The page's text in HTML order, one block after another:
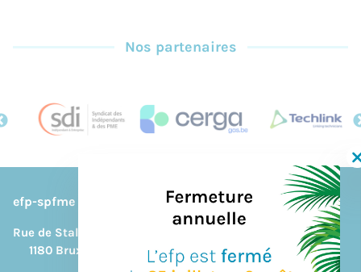
Nos partenaires
efp-spfme
Rue de Stalle, 292B
1180 Bruxelles